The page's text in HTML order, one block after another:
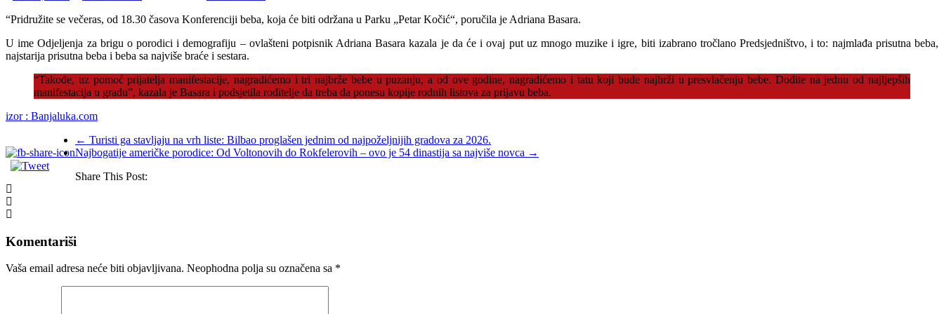
“Pridružite se večeras, od 18.30 časova Konferenciji beba, koja će biti održana u Parku „Petar Kočić“, poručila je Adriana Basara.
U ime Odjeljenja za brigu o porodici i demografiju – ovlašteni potpisnik Adriana Basara kazala je da će i ovaj put uz mnogo muzike i igre, biti izabrano tročlano Predsjedništvo, i to: najmlađa prisutna beba,
najstarija prisutna beba i beba sa najviše braće i sestara.
“Takođe, uz pomoć prijatelja manifestacije, nagradićemo i tri najbrže bebe u puzanju, a od ove godine, nagradićemo i tatu koji bude najbrži u presvlačenju bebe. Dođite na jednu od najljepših
manifestacija u gradu”, kazala je Basara i podsjetila roditelje da treba da ponesu kopije rodnih listova za prijavu beba.
izor : Banjaluka.com
← Turisti ga stavljaju na vrh liste: Bilbao proglašen jednim od najpoželjnijih gradova za 2026.
Najbogatije američke porodice: Od Voltonovih do Rokfelerovih – ovo je 54 dinastija sa najviše novca →
Share This Post:
Komentariši
Vaša email adresa neće biti objavljivana. Neophodna polja su označena sa *